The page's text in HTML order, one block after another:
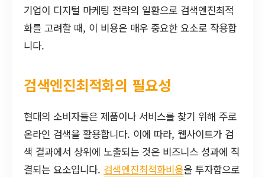
기업이 디지털 마케팅 전략의 일환으로 검색엔진최적
화를 고려할 때, 이 비용은 매우 중요한 요소로 작용합
니다.
검색엔진최적화의 필요성
현대의 소비자들은 제품이나 서비스를 찾기 위해 주로
온라인 검색을 활용합니다. 이에 따라, 웹사이트가 검
색 결과에서 상위에 노출되는 것은 비즈니스 성과에 직
결되는 요소입니다. 검색엔진최적화비용을 투자함으로